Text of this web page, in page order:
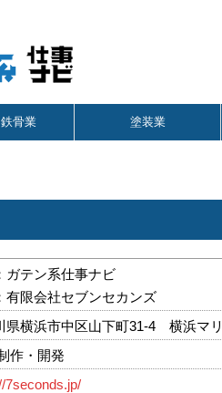
骨業 塗装業
ガテン系仕事ナビ
有限会社セブンセカンズ
県横浜市中区山下町31-4 横浜マ
作・開発
7seconds.jp/